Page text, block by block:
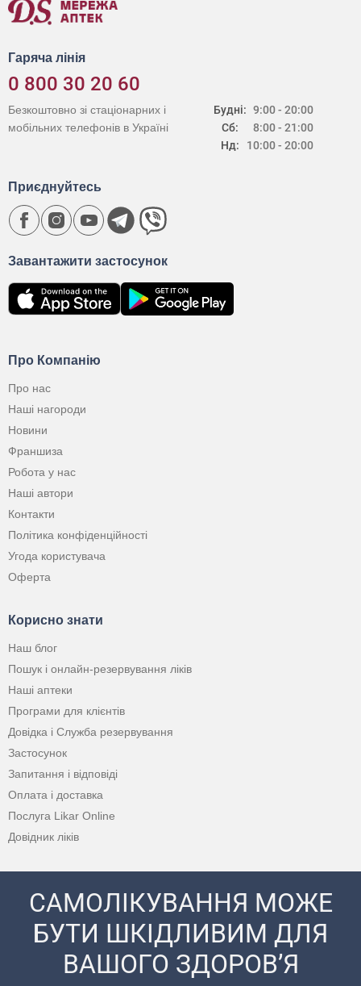
Гаряча лінія
0 800 30 20 60
Будні:
Сб:
Нд:
9:00 - 20:00
8:00 - 21:00
10:00 - 20:00
Безкоштовно зі стаціонарних і
мобільних телефонів в Україні
Про Компанію
Про нас
Наші нагороди
Новини
Франшиза
Робота у нас
Наші автори
Контакти
Політика конфіденційності
Угода користувача
Оферта
Корисно знати
Наш блог
Пошук і онлайн-резервування ліків
Наші аптеки
Програми для клієнтів
Довідка і Служба резервування
Застосунок
Запитання і відповіді
Оплата і доставка
Послуга Likar Online
Довідник ліків
Завантажити застосунок
Приєднуйтесь
САМОЛІКУВАННЯ МОЖЕ
БУТИ ШКІДЛИВИМ ДЛЯ
ВАШОГО ЗДОРОВ’Я